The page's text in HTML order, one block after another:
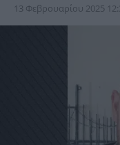
13 Φεβρουαρίου 2025